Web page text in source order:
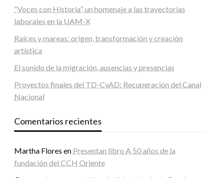
“Voces con Historia”, un homenaje a las trayectorias
laborales en la UAM-X
Raíces y mareas: origen, transformación y creación
artística
El sonido de la migración, ausencias y presencias
Proyectos finales del TD-CyAD: Recuperación del Canal
Nacional
Comentarios recientes
Martha Flores en Presentan libro A 50 años de la
fundación del CCH Oriente